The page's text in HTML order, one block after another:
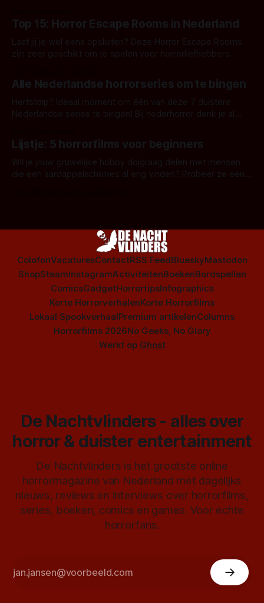
Top 15: Horror Escape Rooms in Nederland
Laat jij je wel eens opsluiten? Deze Horror Escape Rooms
zijn zeer geschikt om te spelen voor horrorliefhebbers.
Alle Nederlandse horrorseries om te bingen
Herfstdip? Ideaal moment om één van deze 7 duistere
Nederlandse series te bingen! Bij nederhorror denk je al
Amsterdamned of The Johnsons. Maar Nederlandse horror
is niet beperkt tot films. Hier een aantal Nederlandse tv-
series uit het duistere of horrorgenre. Als
Lijstje: 5 horrorfilms voor beginners
Wil je jouw gruwelijke hobby dolgraag delen met mensen
die een aardappelschilmes al eng vinden? Probeer ze eens
ColofonVacaturesContactRSS FeedBlueskyMastodon
ShopSteamInstagramActiviteitenBoekenBordspellen
ComicsGadgetHorrortipsInfographics
Korte HorrorverhalenKorte Horrorfilms
Lokaal SpookverhaalPremium artikelenColumns
Horrorfilms 2026No Geeks, No Glory
Werkt op Ghost
De Nachtvlinders - alles over
horror & duister entertainment
De Nachtvlinders is het grootste online
horrormagazine van Nederland met dagelijks
nieuws, reviews en interviews over horrorfilms,
series, boeken, comics en games. Voor echte
horrorfans.